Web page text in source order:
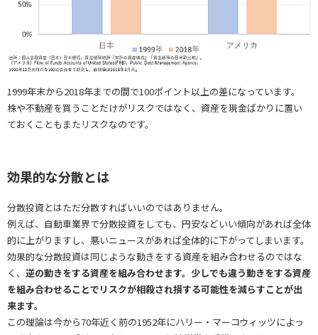
1999年末から2018年までの間で100ポイント以上の差になっています。
株や不動産を買うことだけがリスクではなく、資産を現金ばかりに置い
ておくこともまたリスクなのです。
効果的な分散とは
分散投資とはただ分散すればいいのではありません。
例えば、自動車業界で分散投資をしても、円安などいい傾向があれば全体
的に上がりますし、悪いニュースがあれば全体的に下がってしまいます。
効果的な分散投資は同じような動きをする資産を組み合わせるのではな
く、 逆の動きをする資産を組み合わせます。少しでも違う動きをする資産
を組み合わせることでリスクが相殺され損する可能性を減らすことが出
来ます。
この理論は今から70年近く前の1952年にハリー・マーコウィッツによっ